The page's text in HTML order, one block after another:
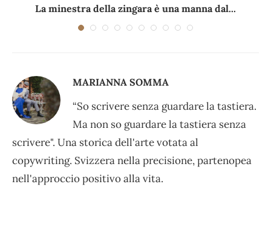
La minestra della zingara è una manna dal...
MARIANNA SOMMA
“So scrivere senza guardare la tastiera.
Ma non so guardare la tastiera senza
scrivere". Una storica dell'arte votata al
copywriting. Svizzera nella precisione, partenopea
nell'approccio positivo alla vita.